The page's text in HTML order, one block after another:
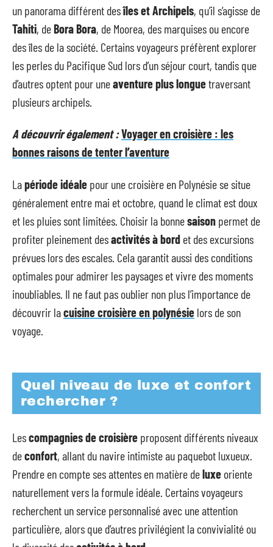
un panorama différent desîles et Archipels, qu’il s’agisse de
Tahiti, deBora Bora, de Moorea, des marquises ou encore
des îles de la société. Certains voyageurs préfèrent explorer
les perles du Pacifique Sud lors d’un séjour court, tandis que
d’autres optent pour uneaventure plus longuetraversant
plusieurs archipels.
A découvrir également :Voyager en croisière : les
bonnes raisons de tenter l’aventure
Lapériode idéale pour une croisière en Polynésie se situe
généralement entre mai et octobre, quand le climat est doux
et les pluies sont limitées. Choisir la bonnesaison permet de
profiter pleinement desactivités à bord et des excursions
prévues lors des escales. Cela garantit aussi des conditions
optimales pour admirer les paysages et vivre des moments
inoubliables. Il ne faut pas oublier non plus l’importance de
découvrir lacuisine croisière en polynésie lors de son
voyage.
Quel niveau de luxe et confort
rechercher ?
Lescompagnies de croisière proposent différents niveaux
deconfort, allant du navire intimiste au paquebot luxueux.
Prendre en compte ses attentes en matière deluxe oriente
naturellement vers la formule idéale. Certains voyageurs
recherchent un service personnalisé avec une attention
particulière, alors que d’autres privilégient la convivialité ou